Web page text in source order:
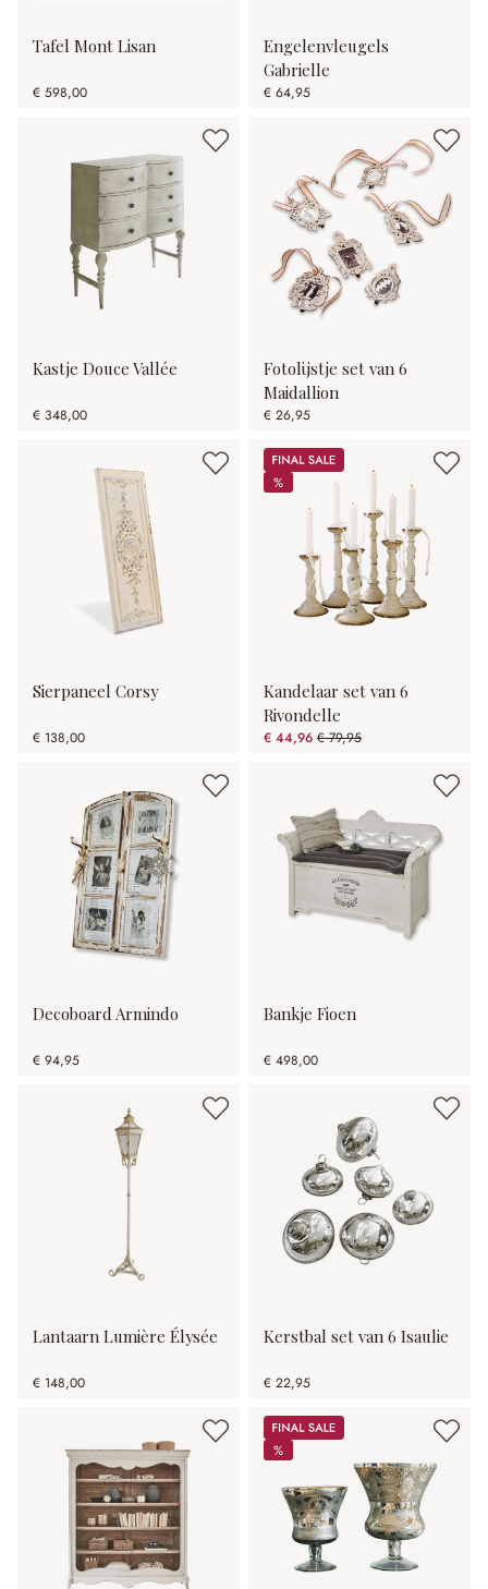
Tafel Mont Lisan
€ 598,00
Engelenvleugels
Gabrielle
€ 64,95
Kastje Douce Vallée
€ 348,00
Fotolijstje set van 6
Maidallion
€ 26,95
Sierpaneel Corsy
€ 138,00
Sale
%
%
Kandelaar set van 6
Rivondelle
€ 44,96 € 79,95
(43.76% gespart)
Decoboard Armindo
€ 94,95
Bankje Fioen
€ 498,00
Lantaarn Lumière Élysée
€ 148,00
Kerstbal set van 6 Isaulie
€ 22,95
Sale
%
%